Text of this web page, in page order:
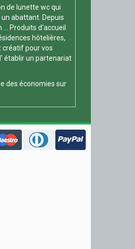
de lunette wc qui
abattant. Depuis
Produits d'accueil
hôtelières,
créatif pour vos
établir un partenariat
des économies sur